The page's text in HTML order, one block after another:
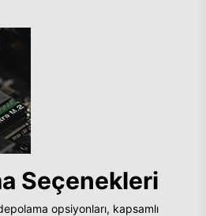
Seçenekleri
opsiyonları, kapsamlı